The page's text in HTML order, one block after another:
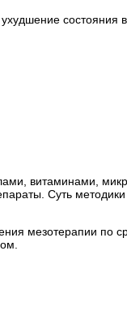
состояния
витаминами,
Суть
мезотерапии по